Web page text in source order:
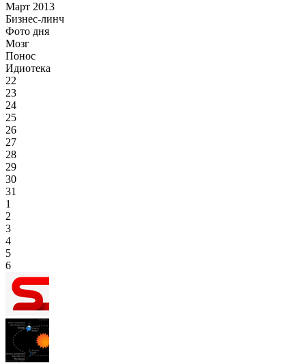
Март 2013
Бизнес-линч
Фото дня
Мозг
Понос
Идиотека
22
23
24
25
26
27
28
29
30
31
1
2
3
4
5
6